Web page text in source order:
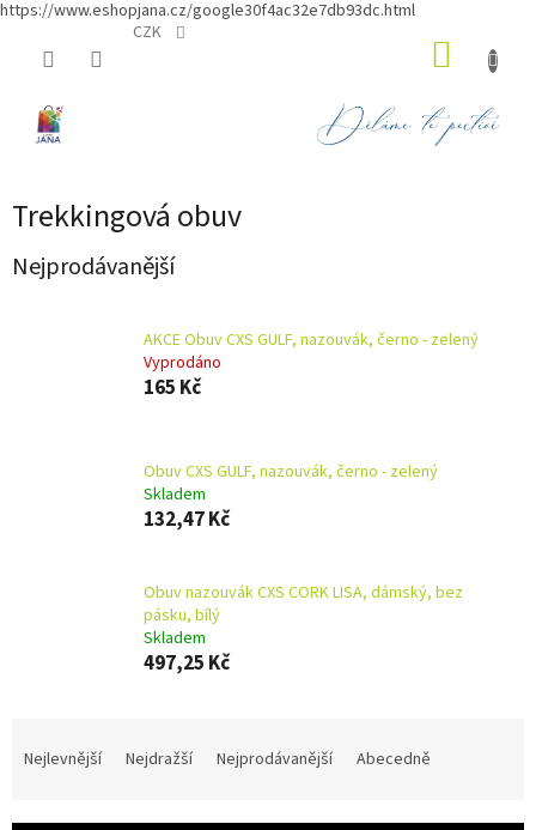
https://www.eshopjana.cz/google30f4ac32e7db93dc.html
CZK
Trekkingová obuv
Nejprodávanější
AKCE Obuv CXS GULF, nazouvák, černo - zelený
Vyprodáno
165 Kč
Obuv CXS GULF, nazouvák, černo - zelený
Skladem
132,47 Kč
Obuv nazouvák CXS CORK LISA, dámský, bez
pásku, bílý
Skladem
497,25 Kč
Nejlevnější Nejdražší Nejprodávanější Abecedně